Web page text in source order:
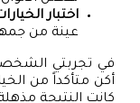
اختبار
عينة من
في تجربتي
أكن متأكداً من
كانت النتيجة